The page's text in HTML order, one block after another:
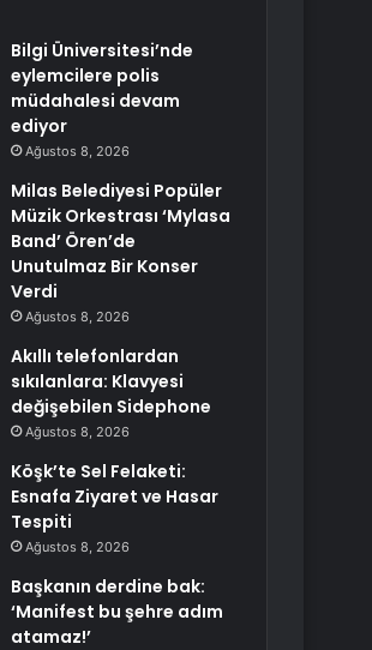
Bilgi Üniversitesi’nde
eylemcilere polis
müdahalesi devam
ediyor
Ağustos 8, 2026
Milas Belediyesi Popüler
Müzik Orkestrası ‘Mylasa
Band’ Ören’de
Unutulmaz Bir Konser
Verdi
Ağustos 8, 2026
Akıllı telefonlardan
sıkılanlara: Klavyesi
değişebilen Sidephone
Ağustos 8, 2026
Köşk’te Sel Felaketi:
Esnafa Ziyaret ve Hasar
Tespiti
Ağustos 8, 2026
Başkanın derdine bak:
‘Manifest bu şehre adım
atamaz!’